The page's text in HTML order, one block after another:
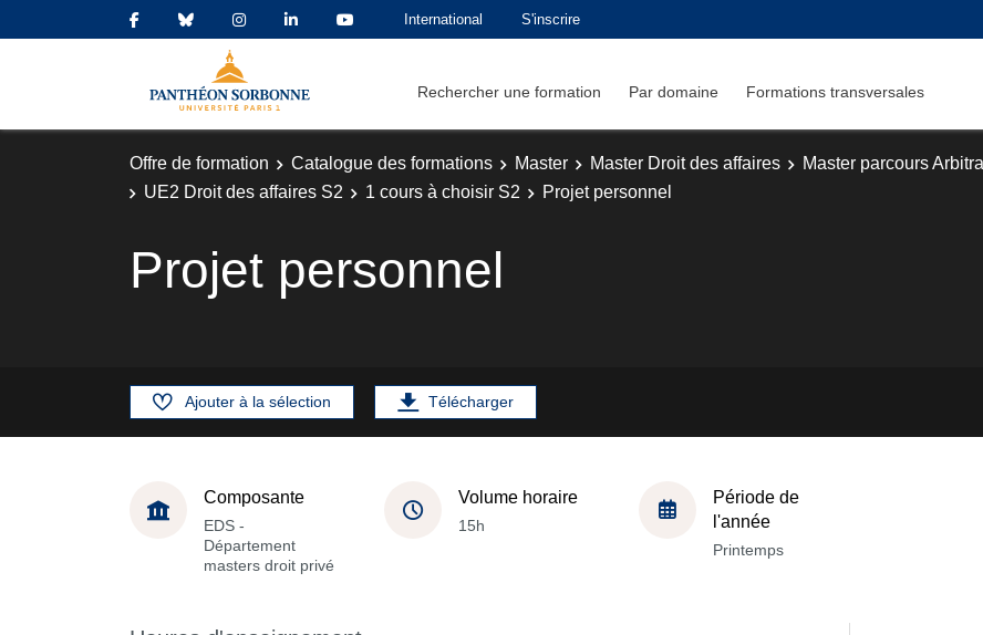
International S'inscrire
Rechercher une formation Par domaine Formations transversales
Offre de formation Catalogue des formations Master Master Droit des affaires
Master parcours
UE2 Droit des affaires S2
1 cours à choisir S2 Projet personnel
Projet personnel
Ajouter à la sélection Télécharger
Composante
EDS -
Département
masters droit privé
Volume horaire
15h
Période de
l'année
Printemps